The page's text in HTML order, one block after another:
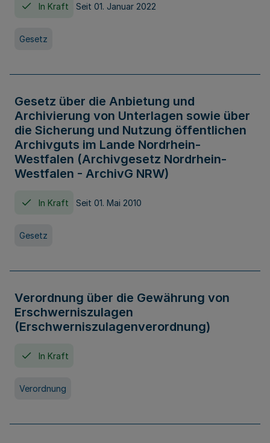
In Kraft Seit 01. Januar 2022
Gesetz
Gesetz über die Anbietung und
Archivierung von Unterlagen sowie über
die Sicherung und Nutzung öffentlichen
Archivguts im Lande Nordrhein-
Westfalen (Archivgesetz Nordrhein-
Westfalen - ArchivG NRW)
In Kraft Seit 01. Mai 2010
Gesetz
Verordnung über die Gewährung von
Erschwerniszulagen
(Erschwerniszulagenverordnung)
In Kraft
Verordnung